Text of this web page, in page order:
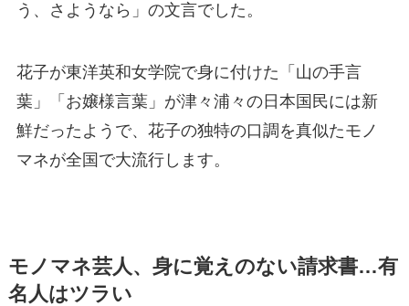
う、さようなら」の文言でした。
花子が東洋英和女学院で身に付けた「山の手言
葉」「お嬢様言葉」が津々浦々の日本国民には新
鮮だったようで、花子の独特の口調を真似たモノ
マネが全国で大流行します。
モノマネ芸人、身に覚えのない請求書…有
名人はツラい